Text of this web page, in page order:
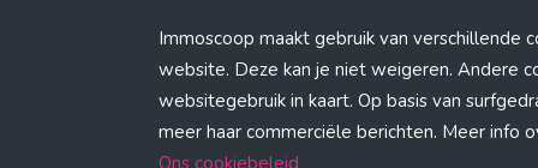
Immoscoop maakt gebruik van verschillende
website. Deze kan je niet weigeren. Andere
websitegebruik in kaart. Op basis van
meer haar commerciële berichten. Meer info
Ons cookiebeleid